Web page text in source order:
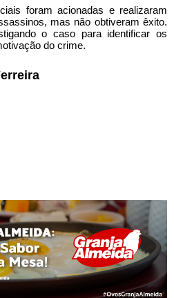
foram acionadas e realizaram
mas não obtiveram êxito.
o caso para identificar os
do crime.